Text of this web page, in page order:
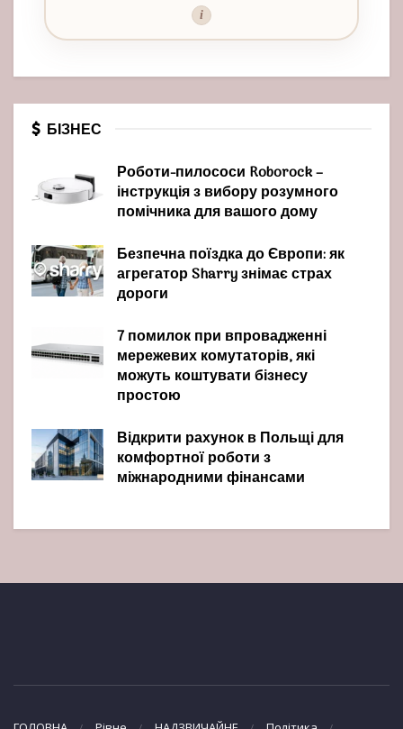
i
БІЗНЕС
Роботи-пилососи Roborock –
інструкція з вибору розумного
помічника для вашого дому
Безпечна поїздка до Європи: як
агрегатор Sharry знімає страх
дороги
7 помилок при впровадженні
мережевих комутаторів, які
можуть коштувати бізнесу
простою
Відкрити рахунок в Польщі для
комфортної роботи з
міжнародними фінансами